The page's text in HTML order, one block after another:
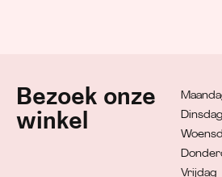
Bezoek onze
winkel
Dinsdag
Vrijdag